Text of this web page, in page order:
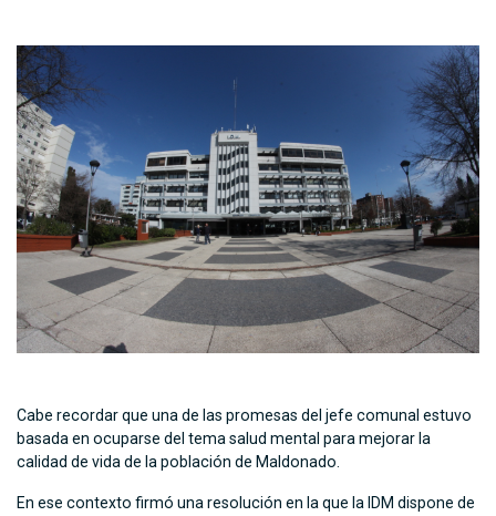
Cabe recordar que una de las promesas del jefe comunal estuvo
basada en ocuparse del tema salud mental para mejorar la
calidad de vida de la población de Maldonado.
En ese contexto firmó una resolución en la que la IDM dispone de